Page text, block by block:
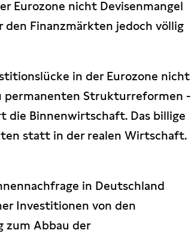
Eurozone nicht Devisenmangel
den Finanzmärkten jedoch völlig
in der Eurozone nicht
permanenten Strukturreformen -
die Binnenwirtschaft. Das billige
statt in der realen Wirtschaft.
in Deutschland
Investitionen von den
zum Abbau der